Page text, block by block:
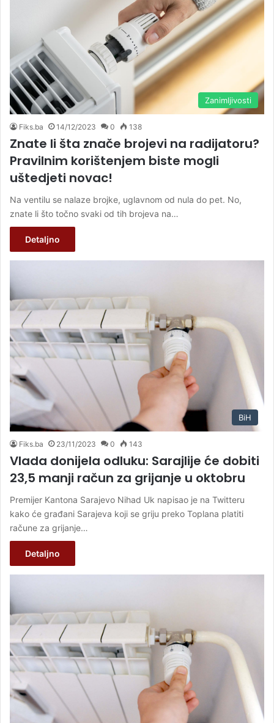
Zanimljivosti
Fiks.ba 14/12/2023 0 138
Znate li šta znače brojevi na radijatoru?
Pravilnim korištenjem biste mogli
uštedjeti novac!
Na ventilu se nalaze brojke, uglavnom od nula do pet. No,
znate li što točno svaki od tih brojeva na…
Detaljno
BiH
Fiks.ba 23/11/2023 0 143
Vlada donijela odluku: Sarajlije će dobiti
23,5 manji račun za grijanje u oktobru
Premijer Kantona Sarajevo Nihad Uk napisao je na Twitteru
kako će građani Sarajeva koji se griju preko Toplana platiti
račune za grijanje…
Detaljno